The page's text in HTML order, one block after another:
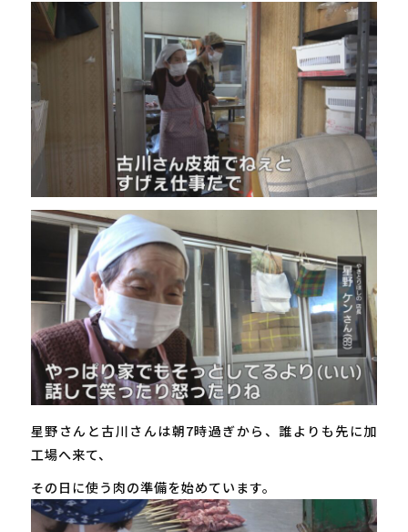
星野さんと古川さんは朝7時過ぎから、誰よりも先に加
工場へ来て、
その日に使う肉の準備を始めています。